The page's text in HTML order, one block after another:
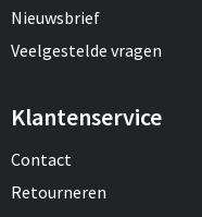
Nieuwsbrief
Veelgestelde vragen
Klantenservice
Contact
Retourneren